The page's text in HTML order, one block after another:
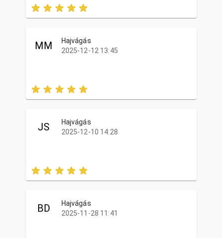
MM
Hajvágás
2025-12-12 13:45
JS
Hajvágás
2025-12-10 14:28
BD
Hajvágás
2025-11-28 11:41